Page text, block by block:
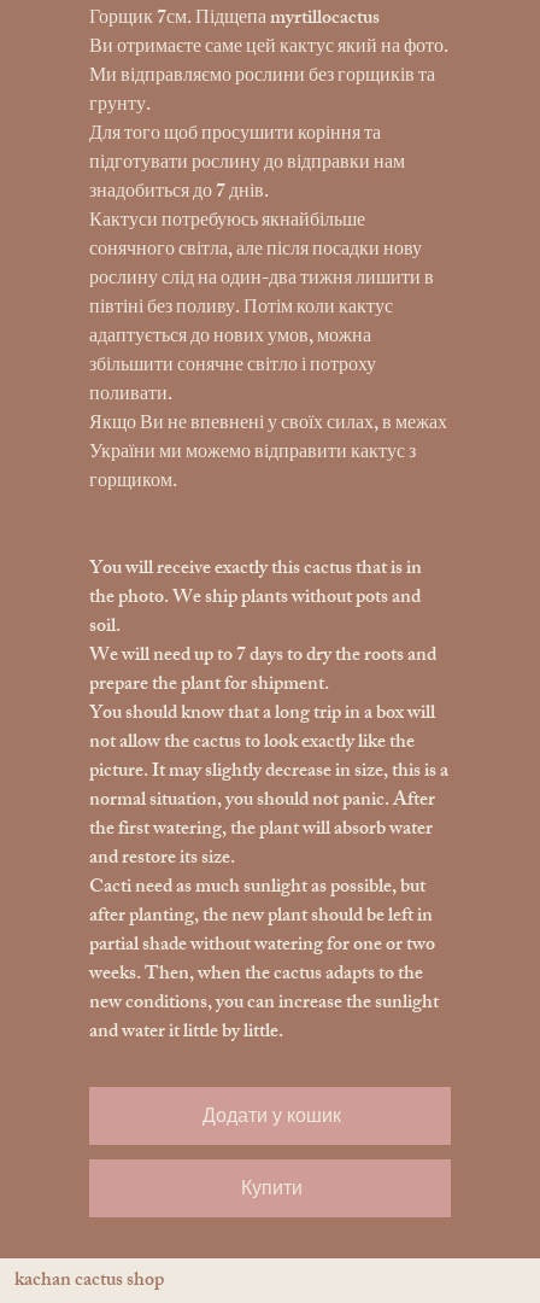
Горщик 7см. Підщепа myrtillocactus
Ви отримаєте саме цей кактус який на фото.
Ми відправляємо рослини без горщиків та
грунту.
Для того щоб просушити коріння та
підготувати рослину до відправки нам
знадобиться до 7 днів.
Кактуси потребуюсь якнайбільше
сонячного світла, але після посадки нову
рослину слід на один-два тижня лишити в
півтіні без поливу. Потім коли кактус
адаптується до нових умов, можна
збільшити сонячне світло і потроху
поливати.
Якщо Ви не впевнені у своїх силах, в межах
України ми можемо відправити кактус з
горщиком.
You will receive exactly this cactus that is in
the photo. We ship plants without pots and
soil.
We will need up to 7 days to dry the roots and
prepare the plant for shipment.
You should know that a long trip in a box will
not allow the cactus to look exactly like the
picture. It may slightly decrease in size, this is a
normal situation, you should not panic. After
the first watering, the plant will absorb water
and restore its size.
Cacti need as much sunlight as possible, but
after planting, the new plant should be left in
partial shade without watering for one or two
weeks. Then, when the cactus adapts to the
new conditions, you can increase the sunlight
and water it little by little.
Додати у кошик
Купити
kachan cactus shop